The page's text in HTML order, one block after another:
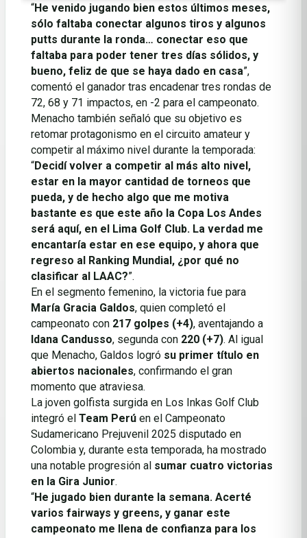
“He venido jugando bien estos últimos meses,
sólo faltaba conectar algunos tiros y algunos
putts durante la ronda… conectar eso que
faltaba para poder tener tres días sólidos, y
bueno, feliz de que se haya dado en casa”,
comentó el ganador tras encadenar tres rondas de
72, 68 y 71 impactos, en -2 para el campeonato.
Menacho también señaló que su objetivo es
retomar protagonismo en el circuito amateur y
competir al máximo nivel durante la temporada:
“Decidí volver a competir al más alto nivel,
estar en la mayor cantidad de torneos que
pueda, y de hecho algo que me motiva
bastante es que este año la Copa Los Andes
será aquí, en el Lima Golf Club. La verdad me
encantaría estar en ese equipo, y ahora que
regreso al Ranking Mundial, ¿por qué no
clasificar al LAAC?”.
En el segmento femenino, la victoria fue para
María Gracia Galdos, quien completó el
campeonato con 217 golpes (+4), aventajando a
Idana Candusso, segunda con 220 (+7). Al igual
que Menacho, Galdos logró su primer título en
abiertos nacionales, confirmando el gran
momento que atraviesa.
La joven golfista surgida en Los Inkas Golf Club
integró el Team Perúen el Campeonato
Sudamericano Prejuvenil 2025 disputado en
Colombia y, durante esta temporada, ha mostrado
una notable progresión al sumar cuatro victorias
en la Gira Junior.
“He jugado bien durante la semana. Acerté
varios fairways y greens, y ganar este
campeonato me llena de confianza para los